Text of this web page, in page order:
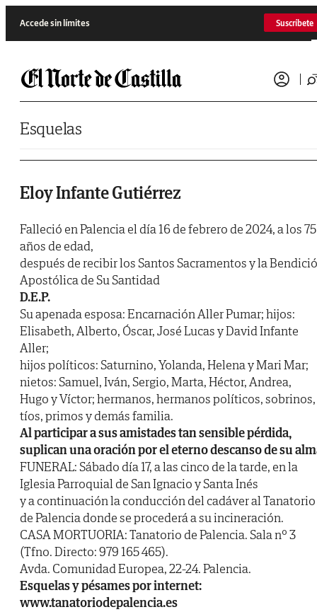
Accede sin límites Suscríbete
Esquelas
Eloy Infante Gutiérrez
Falleció en Palencia el día 16 de febrero de 2024, a los 75
años de edad,
después de recibir los Santos Sacramentos y la
Apostólica de Su Santidad
D.E.P.
Su apenada esposa: Encarnación Aller Pumar; hijos:
Elisabeth, Alberto, Óscar, José Lucas y David Infante
Aller;
hijos políticos: Saturnino, Yolanda, Helena y Mari Mar;
nietos: Samuel, Iván, Sergio, Marta, Héctor, Andrea,
Hugo y Víctor; hermanos, hermanos políticos, sobrinos,
tíos, primos y demás familia.
Al participar a sus amistades tan sensible pérdida,
suplican una oración por el eterno descanso de su
FUNERAL: Sábado día 17, a las cinco de la tarde, en la
Iglesia Parroquial de San Ignacio y Santa Inés
y a continuación la conducción del cadáver al Tanatorio
de Palencia donde se procederá a su incineración.
CASA MORTUORIA: Tanatorio de Palencia. Sala nº 3
(Tfno. Directo: 979 165 465).
Avda. Comunidad Europea, 22-24. Palencia.
Esquelas y pésames por internet:
www.tanatoriodepalencia.es